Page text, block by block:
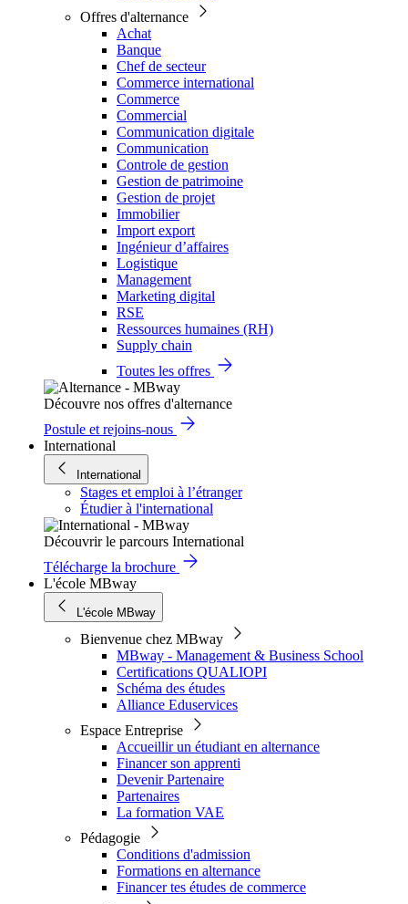
Offres d'alternance
Achat
Banque
Chef de secteur
Commerce international
Commerce
Commercial
Communication digitale
Communication
Controle de gestion
Gestion de patrimoine
Gestion de projet
Immobilier
Import export
Ingénieur d’affaires
Logistique
Management
Marketing digital
RSE
Ressources humaines (RH)
Supply chain
Toutes les offres
Découvre nos offres d'alternance
Postule et rejoins-nous
International
International
Stages et emploi à l’étranger
Étudier à l'international
Découvrir le parcours International
Télécharge la brochure
L'école MBway
L'école MBway
Bienvenue chez MBway
MBway - Management & Business School
Certifications QUALIOPI
Schéma des études
Alliance Eduservices
Espace Entreprise
Accueillir un étudiant en alternance
Financer son apprenti
Devenir Partenaire
Partenaires
La formation VAE
Pédagogie
Conditions d'admission
Formations en alternance
Financer tes études de commerce